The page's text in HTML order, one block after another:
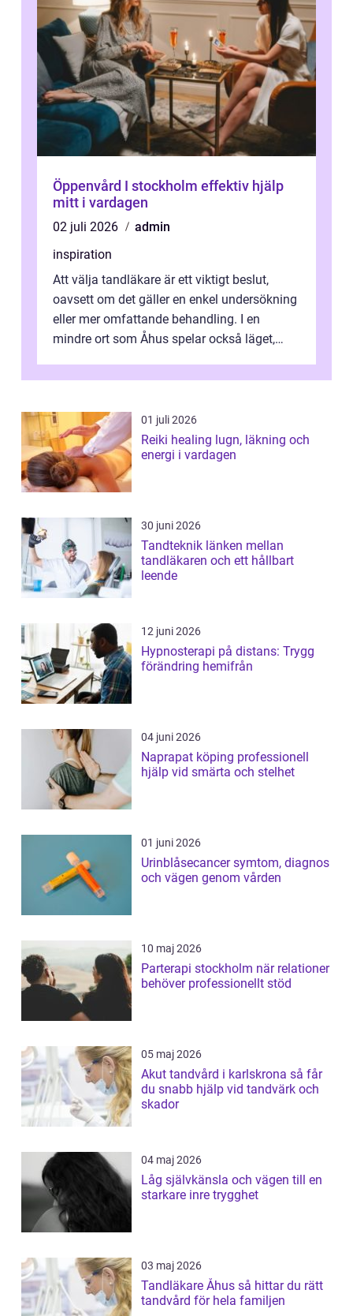
Öppenvård I stockholm effektiv hjälp
mitt i vardagen
02 juli 2026
admin
inspiration
Att välja tandläkare är ett viktigt beslut,
oavsett om det gäller en enkel undersökning
eller mer omfattande behandling. I en
mindre ort som Åhus spelar också läget,
01 juli 2026
Reiki healing lugn, läkning och
energi i vardagen
30 juni 2026
Tandteknik länken mellan
tandläkaren och ett hållbart
leende
12 juni 2026
Hypnosterapi på distans: Trygg
förändring hemifrån
04 juni 2026
Naprapat köping professionell
hjälp vid smärta och stelhet
01 juni 2026
Urinblåsecancer symtom, diagnos
och vägen genom vården
10 maj 2026
Parterapi stockholm när relationer
behöver professionellt stöd
05 maj 2026
Akut tandvård i karlskrona så får
du snabb hjälp vid tandvärk och
skador
04 maj 2026
Låg självkänsla och vägen till en
starkare inre trygghet
03 maj 2026
Tandläkare Åhus så hittar du rätt
tandvård för hela familjen